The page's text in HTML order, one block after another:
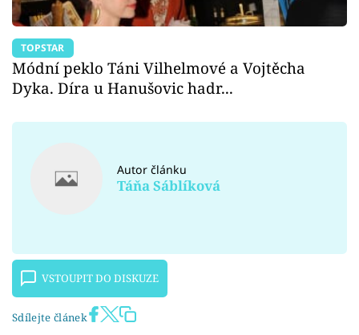
TOPSTAR
Módní peklo Táni Vilhelmové a Vojtěcha
Dyka. Díra u Hanušovic hadr...
Autor článku
Táňa Sáblíková
VSTOUPIT DO DISKUZE
Sdílejte článek